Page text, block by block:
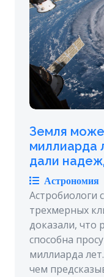
Земля
миллиарда
дали
Астрономия
трехмерных
доказали, что
способна
миллиарда
чем